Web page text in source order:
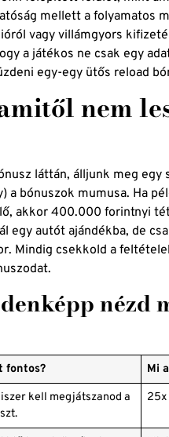
mellett a folyamatos
vagy villámgyors
a játékos ne csak egy
egy-egy ütős reload
nem
láttán, álljunk meg egy
a bónuszok mumusa. Ha
akkor 400.000 forintnyi
egy autót ajándékba, de
Mindig csekkold a
nézd
fontos?
Mi
kell megjátszanod a